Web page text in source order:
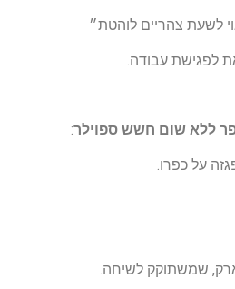
לשעת צהריים לוהטת״
לפגישת עבודה.
ללא שום חשש ספוילר:
על כפרו.
שמשתוקק לשיחה.